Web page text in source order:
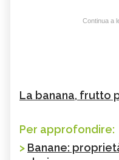
Continua a
La banana, frutto
Per approfondire:
> Banane: